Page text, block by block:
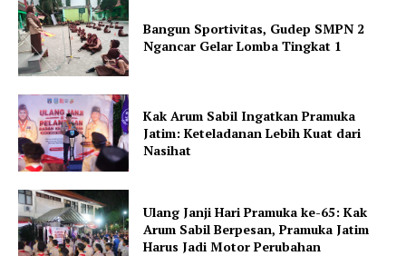
Bangun Sportivitas, Gudep SMPN 2
Ngancar Gelar Lomba Tingkat 1
Kak Arum Sabil Ingatkan Pramuka
Jatim: Keteladanan Lebih Kuat dari
Nasihat
Ulang Janji Hari Pramuka ke-65: Kak
Arum Sabil Berpesan, Pramuka Jatim
Harus Jadi Motor Perubahan